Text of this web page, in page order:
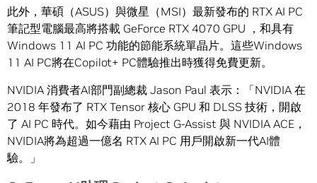
此外，華碩 （ASUS） 與微星 （MSI） 最新發布的 RTX AI PC
筆記型電腦最高將搭載 GeForce RTX 4070 GPU ， 和具有
Windows 11 AI PC 功能的節能系統單晶片。這些Windows
11 AI PC將在Copilot+ PC體驗推出時獲得免費更新。
NVIDIA 消費者AI部門副總裁 Jason Paul 表示： 「NVIDIA 在
2018 年發布了 RTX Tensor 核心 GPU 和 DLSS 技術，開啟
了 AI PC 時代。如今藉由 Project G-Assist 與 NVIDIA ACE，
NVIDIA將為超過一億名 RTX AI PC 用戶開啟新一代AI體
驗。」